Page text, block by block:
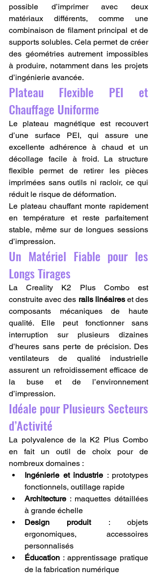
possible d’imprimer avec deux
matériaux différents, comme une
combinaison de filament principal et de
supports solubles. Cela permet de créer
des géométries autrement impossibles
à produire, notamment dans les projets
d’ingénierie avancée.
Plateau Flexible PEI et
Chauffage Uniforme
Le plateau magnétique est recouvert
d’une surface PEI, qui assure une
excellente adhérence à chaud et un
décollage facile à froid. La structure
flexible permet de retirer les pièces
imprimées sans outils ni racloir, ce qui
réduit le risque de déformation.
Le plateau chauffant monte rapidement
en température et reste parfaitement
stable, même sur de longues sessions
d’impression.
Un Matériel Fiable pour les
Longs Tirages
La Creality K2 Plus Combo est
construite avec des rails linéaires et des
composants mécaniques de haute
qualité. Elle peut fonctionner sans
interruption sur plusieurs dizaines
d’heures sans perte de précision. Des
ventilateurs de qualité industrielle
assurent un refroidissement efficace de
la buse et de l’environnement
d’impression.
Idéale pour Plusieurs Secteurs
d’Activité
La polyvalence de la K2 Plus Combo
en fait un outil de choix pour de
nombreux domaines :
Ingénierie et industrie : prototypes
fonctionnels, outillage rapide
Architecture : maquettes détaillées
à grande échelle
Design produit : objets
ergonomiques, accessoires
personnalisés
Éducation : apprentissage pratique
de la fabrication numérique